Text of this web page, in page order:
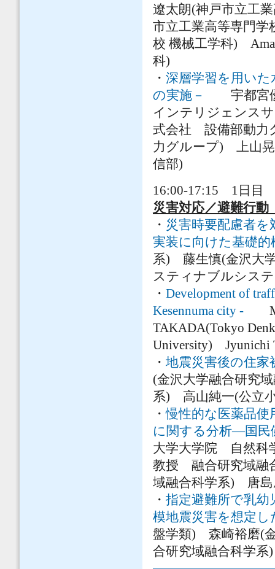
遼太朗(神戸市立工
市立工業高等専門
校 機械工学科)
科)
・ 深層学習を用いた
の実施－
宇都宮優
インテリジェンス
式会社 設備部動力
力グループ) 上山
信部)
16:00-17:15 1日目
災害対応／避難行
・ 災害時要配慮者
実装に向けた基礎的
系) 藤生慎(金沢大
スティナブルシス
・ Development of
Kesennuma city -
TAKADA(Tokyo
University) Jyunichi
・ 地震災害後の住
(金沢大学融合研究
系) 高山純一(公立
・慢性的な医薬品
に関する分析―国
大学大学院 自然科
教授 融合研究域融
域融合科学系) 唐
・ 指定避難所で乳
模地震災害を想定
盤学類) 森崎裕磨(
合研究域融合科学系